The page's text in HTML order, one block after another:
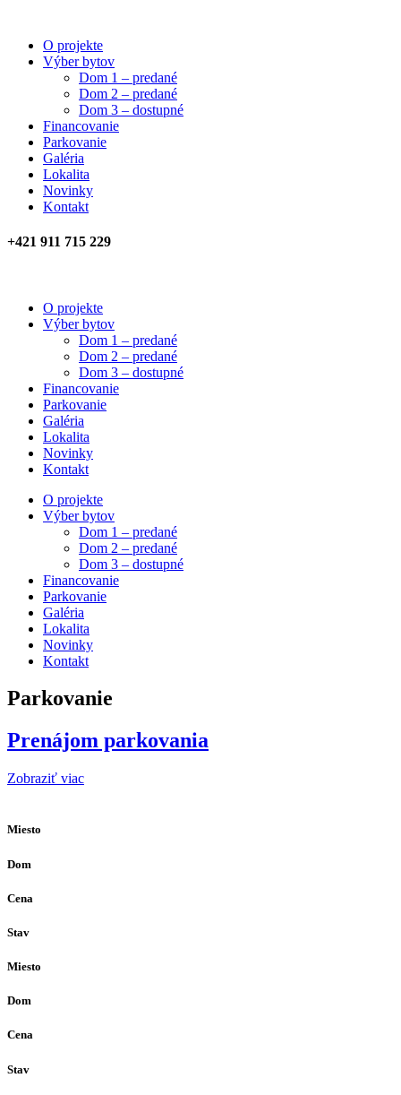
O projekte
Výber bytov
Dom 1 – predané
Dom 2 – predané
Dom 3 – dostupné
Financovanie
Parkovanie
Galéria
Lokalita
Novinky
Kontakt
+421 911 715 229
O projekte
Výber bytov
Dom 1 – predané
Dom 2 – predané
Dom 3 – dostupné
Financovanie
Parkovanie
Galéria
Lokalita
Novinky
Kontakt
O projekte
Výber bytov
Dom 1 – predané
Dom 2 – predané
Dom 3 – dostupné
Financovanie
Parkovanie
Galéria
Lokalita
Novinky
Kontakt
Parkovanie
Prenájom parkovania
Zobraziť viac
Miesto
Dom
Cena
Stav
Miesto
Dom
Cena
Stav